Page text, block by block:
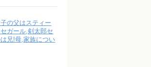
の父はスティー
ガール,剣太郎セ
兄!母,家族につい